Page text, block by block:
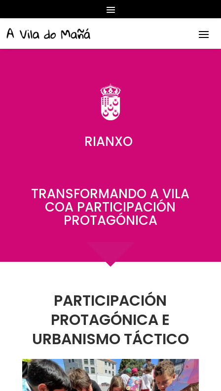
RIANXO
TRANSFORMANDO A VILA
COA PARTICIPACIÓN
PROTAGÓNICA
PARTICIPACIÓN
PROTAGÓNICA E
URBANISMO TÁCTICO